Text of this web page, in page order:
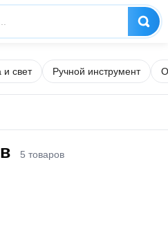
и свет Ручной инструмент
5 товаров